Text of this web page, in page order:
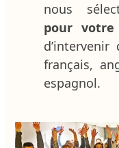
nous
pour votre
français,
espagnol.